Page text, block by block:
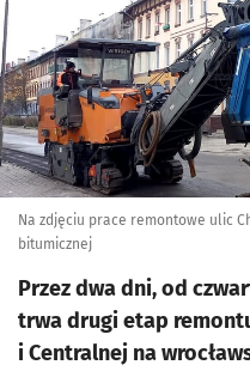
Na zdjęciu prace remontowe ulic
bitumicznej
Przez dwa dni, od
trwa drugi etap
i Centralnej na